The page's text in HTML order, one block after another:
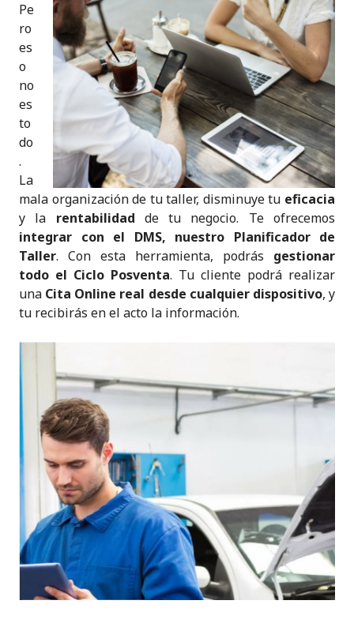
Pe
ro
es
o
no
es
to
do
.
La
mala organización de tu taller, disminuye tu eficacia
y la rentabilidad de tu negocio. Te ofrecemos
integrar con el DMS, nuestro Planificador de
Taller. Con esta herramienta, podrás gestionar
todo el Ciclo Posventa. Tu cliente podrá realizar
una Cita Online real desde cualquier dispositivo, y
tu recibirás en el acto la información.